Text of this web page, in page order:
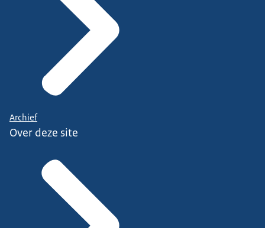
Archief
Over deze site